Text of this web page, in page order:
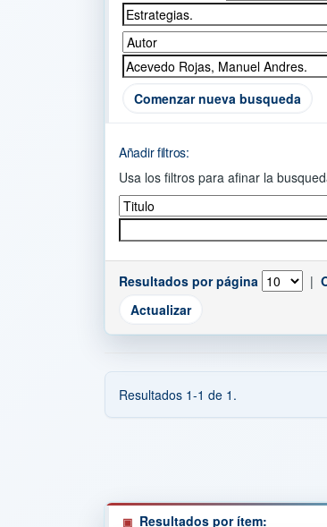
Comenzar nueva busqueda
Añadir filtros:
Usa los filtros para afinar la
Resultados por página |
Resultados 1-1 de 1.
Resultados por ítem: